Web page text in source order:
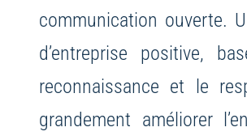
communication ouverte.
d’entreprise positive,
reconnaissance et le
grandement améliorer